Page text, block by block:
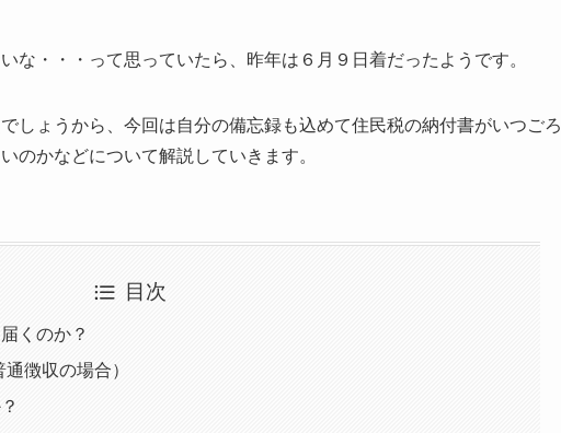
な・・・って思っていたら、昨年は６月９日着だったようです。
しょうから、今回は自分の備忘録も込めて住民税の納付書がいつごろ
のかなどについて解説していきます。
目次
くのか？
徴収の場合）